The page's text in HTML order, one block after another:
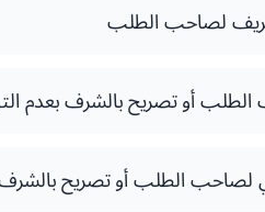
لصاحب الطلب
أو تصريح بالشرف بعدم
الطلب أو تصريح بالشرف